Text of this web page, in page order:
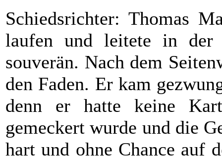
Schiedsrichter: Thomas
laufen und leitete in der
souverän. Nach dem
den Faden. Er kam
denn er hatte keine
gemeckert wurde und die
hart und ohne Chance auf